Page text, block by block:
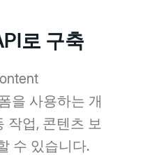
로 구축
을 사용하는 개
작업, 콘텐츠 보
수 있습니다.